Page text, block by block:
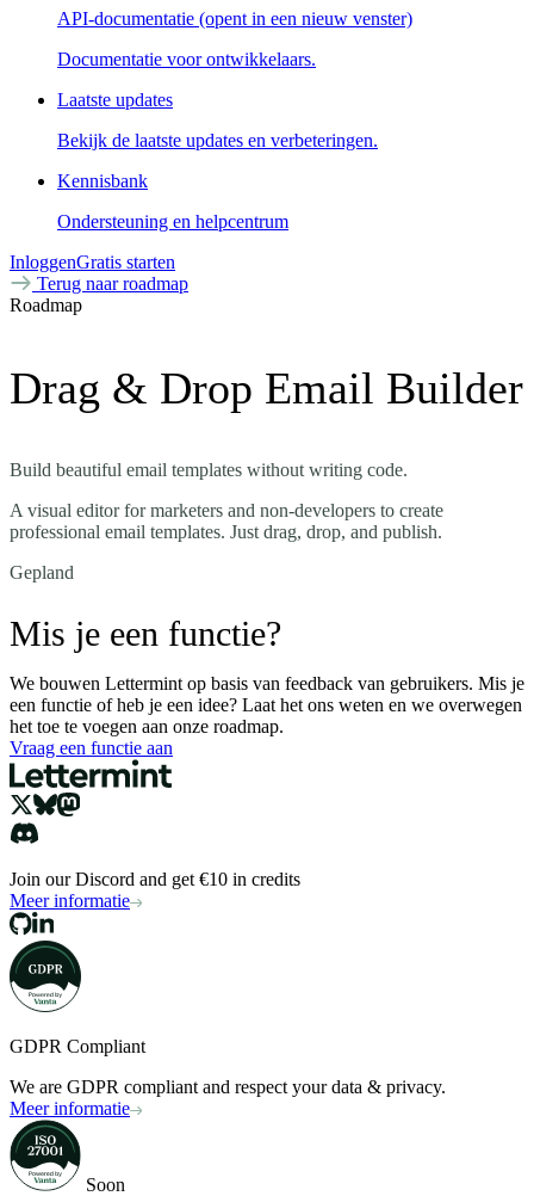
API-documentatie (opent in een nieuw venster)
Documentatie voor ontwikkelaars.
Laatste updates
Bekijk de laatste updates en verbeteringen.
Kennisbank
Ondersteuning en helpcentrum
InloggenGratis starten
Terug naar roadmap
Roadmap
Drag & Drop Email Builder
Build beautiful email templates without writing code.
A visual editor for marketers and non-developers to create
professional email templates. Just drag, drop, and publish.
Gepland
Mis je een functie?
We bouwen Lettermint op basis van feedback van gebruikers. Mis je
een functie of heb je een idee? Laat het ons weten en we overwegen
het toe te voegen aan onze roadmap.
Vraag een functie aan
Join our Discord and get €10 in credits
Meer informatie
GDPR Compliant
We are GDPR compliant and respect your data & privacy.
Meer informatie
Soon